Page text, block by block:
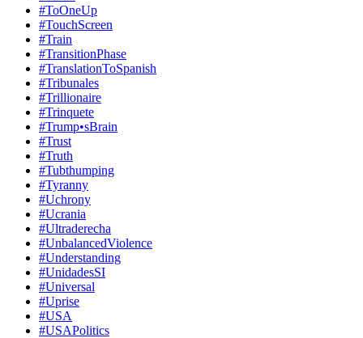
#ToOneUp
#TouchScreen
#Train
#TransitionPhase
#TranslationToSpanish
#Tribunales
#Trillionaire
#Trinquete
#Trump•sBrain
#Trust
#Truth
#Tubthumping
#Tyranny
#Uchrony
#Ucrania
#Ultraderecha
#UnbalancedViolence
#Understanding
#UnidadesSI
#Universal
#Uprise
#USA
#USAPolitics